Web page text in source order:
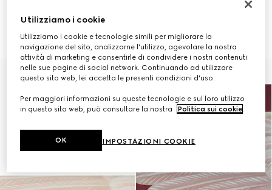
Carta da parati con stampa
aironi
€ 490
€ 490
Utilizziamo i cookie
Utilizziamo i cookie e tecnologie simili per migliorare la
navigazione del sito, analizzarne l'utilizzo, agevolare la nostra
attività di marketing e consentirle di condividere i nostri contenuti
nelle sue pagine di social network. Continuando ad utilizzare
questo sito web, lei accetta le presenti condizioni d'uso.
Per maggiori informazioni su queste tecnologie e sul loro utilizzo
in questo sito web, può consultare la nostra
Politica sui cookie.
IMPOSTAZIONI COOKIE
OK